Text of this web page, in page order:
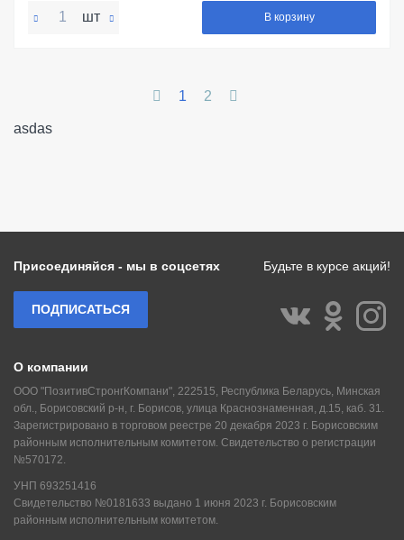
шт В корзину
1 2
asdas
О компании
ООО "ПозитивСтронгКомпани", 222515, Республика Беларусь, Минская
обл., Борисовский р-н, г. Борисов, улица Краснознаменная, д.15, каб. 31.
Зарегистрировано в торговом реестре 20 декабря 2023 г. Борисовским
районным исполнительным комитетом. Свидетельство о регистрации
№570172.
УНП 693251416
Свидетельство №0181633 выдано 1 июня 2023 г. Борисовским
районным исполнительным комитетом.
Присоединяйся - мы в соцсетях Будьте в курсе акций!
ПОДПИСАТЬСЯ